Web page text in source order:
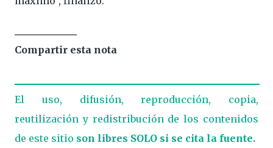
Compartir esta nota
El uso, difusión, reproducción, copia,
reutilización y redistribución de los contenidos
de este sitio son libres SOLO si se cita la fuente.